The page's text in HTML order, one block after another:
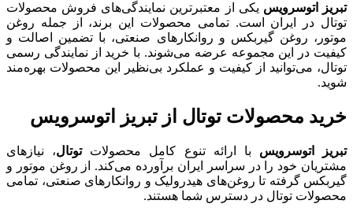
تبریز اتوسرویس یکی از معتبرترین نمایندگی‌های فروش محصولات
توتال در ایران است. تمامی محصولات این برند، از جمله روغن
موتور، روغن گیربکس و روانکارهای صنعتی، با تضمین اصالت و
کیفیت در این مجموعه عرضه می‌شوند. با خرید از نمایندگی رسمی
توتال، می‌توانید از کیفیت و عملکرد بی‌نظیر این محصولات بهره‌مند
شوید.
خرید محصولات توتال از تبریز اتوسرویس
تبریز اتوسرویس با ارائه تنوع کامل محصولاتتوتال، نیازهای
مشتریان خود را در سراسر ایران برآورده می‌کند. از روغن موتور و
گیربکس گرفته تا روغن‌های هیدرولیک و روانکارهای صنعتی، تمامی
محصولات توتال در دسترس شما هستند.